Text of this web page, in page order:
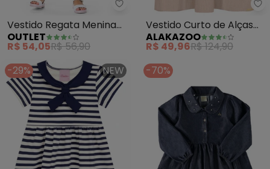
Outlet - Vestido Regata
Vestido Regata Menina
(Azul)
OUTLET
R$ 54,05R$ 56,90
Vestido Curto de Alças
com Babados e Strass
(Bege)
ALAKAZOO
R$ 49,96R$ 124,90
-29%
NEW -70%